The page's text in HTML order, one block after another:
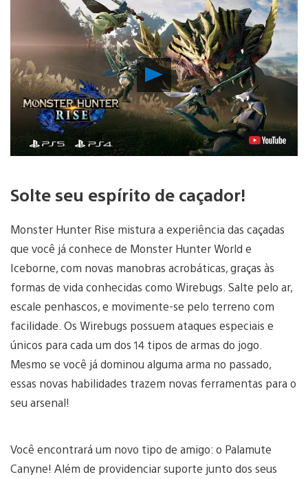
Reproduzir
Vídeo
Solte seu espírito de caçador!
Monster Hunter Rise mistura a experiência das caçadas
que você já conhece de Monster Hunter World e
Iceborne, com novas manobras acrobáticas, graças às
formas de vida conhecidas como Wirebugs. Salte pelo ar,
escale penhascos, e movimente-se pelo terreno com
facilidade. Os Wirebugs possuem ataques especiais e
únicos para cada um dos 14 tipos de armas do jogo.
Mesmo se você já dominou alguma arma no passado,
essas novas habilidades trazem novas ferramentas para o
seu arsenal!
Você encontrará um novo tipo de amigo: o Palamute
Canyne! Além de providenciar suporte junto dos seus